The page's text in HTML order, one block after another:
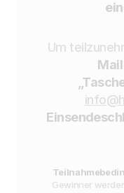
Um
Mail
Gewinner